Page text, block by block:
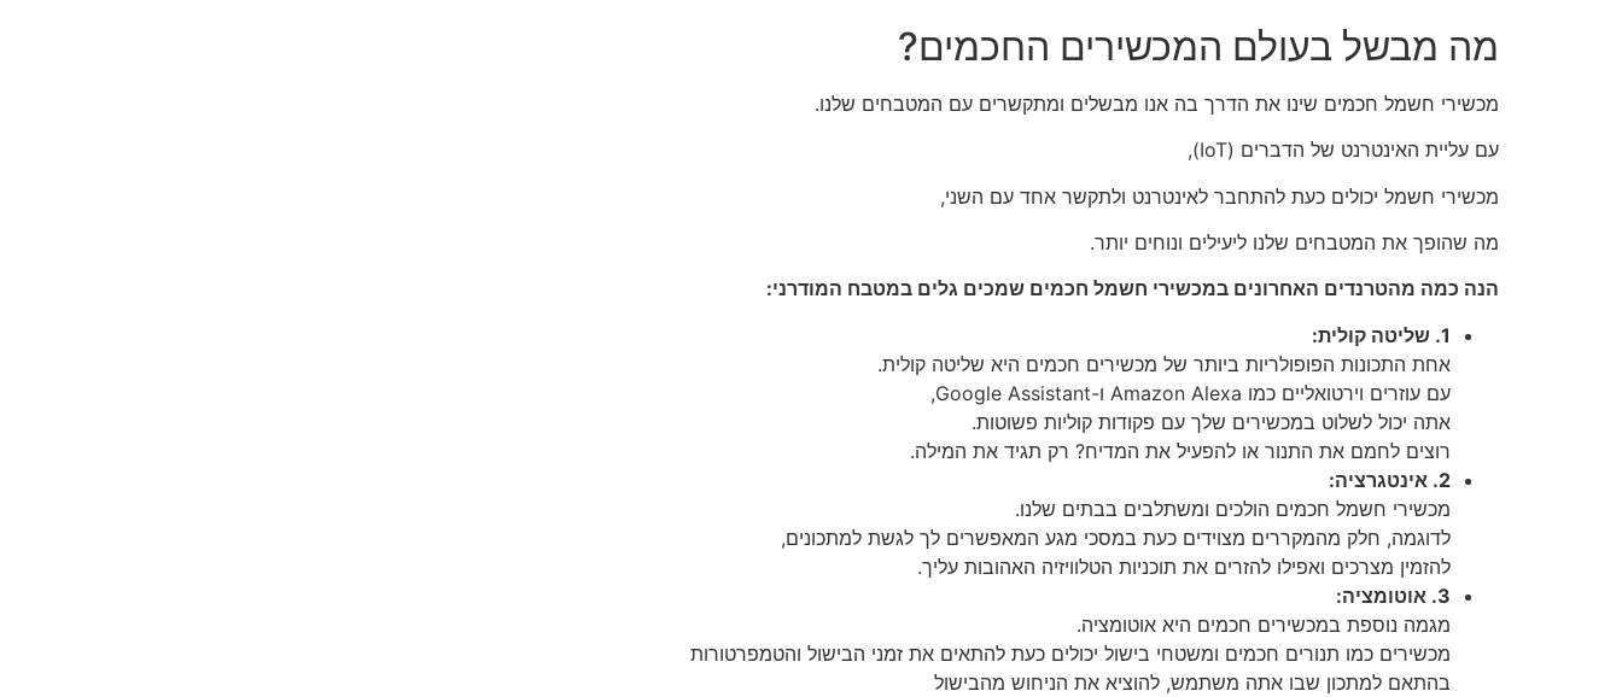
מה מבשל בעולם המכשירים החכמים?
מכשירי חשמל חכמים שינו את הדרך בה אנו מבשלים ומתקשרים עם המטבחים שלנו.
עם עליית האינטרנט של הדברים (IoT),
מכשירי חשמל יכולים כעת להתחבר לאינטרנט ולתקשר אחד עם השני,
מה שהופך את המטבחים שלנו ליעילים ונוחים יותר.
הנה כמה מהטרנדים האחרונים במכשירי חשמל חכמים שמכים גלים במטבח המודרני:
1. שליטה קולית:
אחת התכונות הפופולריות ביותר של מכשירים חכמים היא שליטה קולית.
עם עוזרים וירטואליים כמו Amazon Alexa ו-Google Assistant,
אתה יכול לשלוט במכשירים שלך עם פקודות קוליות פשוטות.
רוצים לחמם את התנור או להפעיל את המדיח? רק תגיד את המילה.
2. אינטגרציה:
מכשירי חשמל חכמים הולכים ומשתלבים בבתים שלנו.
לדוגמה, חלק מהמקררים מצוידים כעת במסכי מגע המאפשרים לך לגשת למתכונים,
להזמין מצרכים ואפילו להזרים את תוכניות הטלוויזיה האהובות עליך.
3. אוטומציה:
מגמה נוספת במכשירים חכמים היא אוטומציה.
מכשירים כמו תנורים חכמים ומשטחי בישול יכולים כעת להתאים את זמני הבישול והטמפרטורות
בהתאם למתכון שבו אתה משתמש, להוציא את הניחוש מהבישול